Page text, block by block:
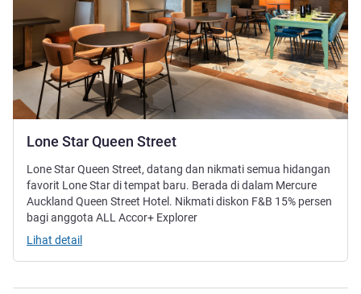
Lone Star Queen Street
Lone Star Queen Street, datang dan nikmati semua hidangan
favorit Lone Star di tempat baru. Berada di dalam Mercure
Auckland Queen Street Hotel. Nikmati diskon F&B 15% persen
bagi anggota ALL Accor+ Explorer
Lihat detail